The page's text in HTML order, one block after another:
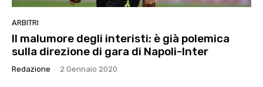
ARBITRI
Il malumore degli interisti: è già polemica
sulla direzione di gara di Napoli-Inter
Redazione - 2 Gennaio 2020